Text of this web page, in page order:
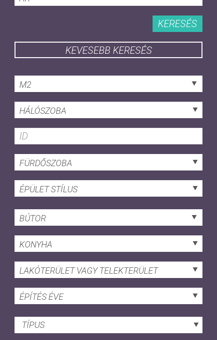
KERESÉS
KEVESEBB KERESÉS
M2
HÁLÓSZOBA
FÜRDŐSZOBA
ÉPÜLET STÍLUS
BÚTOR
KONYHA
LAKÓTERÜLET VAGY TELEKTERÜLET
ÉPÍTÉS ÉVE
TÍPUS